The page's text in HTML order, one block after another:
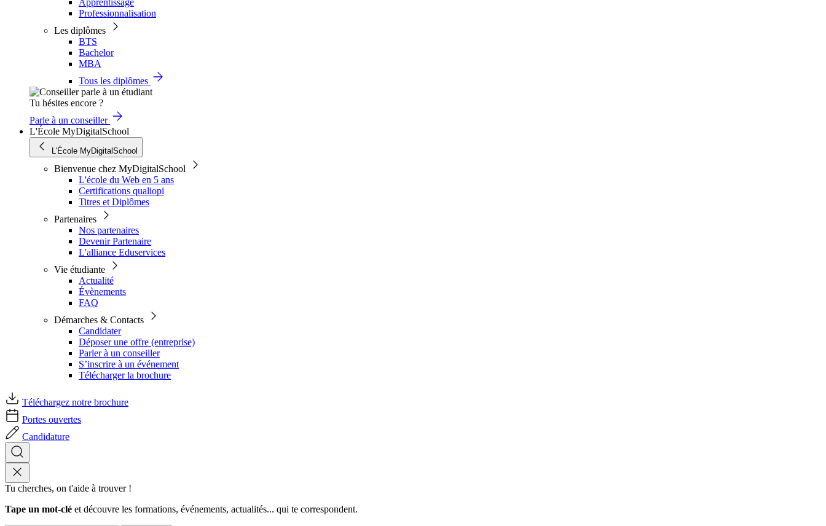
Apprentissage
Professionnalisation
Les diplômes
BTS
Bachelor
MBA
Tous les diplômes
Tu hésites encore ?
Parle à un conseiller
L'École MyDigitalSchool
L'École MyDigitalSchool
Bienvenue chez MyDigitalSchool
L'école du Web en 5 ans
Certifications qualiopi
Titres et Diplômes
Partenaires
Nos partenaires
Devenir Partenaire
L'alliance Eduservices
Vie étudiante
Actualité
Évènements
FAQ
Démarches & Contacts
Candidater
Déposer une offre (entreprise)
Parler à un conseiller
S’inscrire à un événement
Télécharger la brochure
Téléchargez notre brochure
Portes ouvertes
Candidature
Tu cherches, on t'aide à trouver !
Tape un mot-clé et découvre les formations, événements, actualités... qui te correspondent.